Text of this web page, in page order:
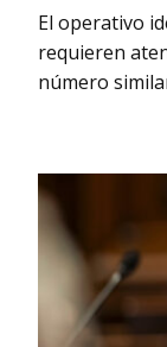
El operativo
requieren
número